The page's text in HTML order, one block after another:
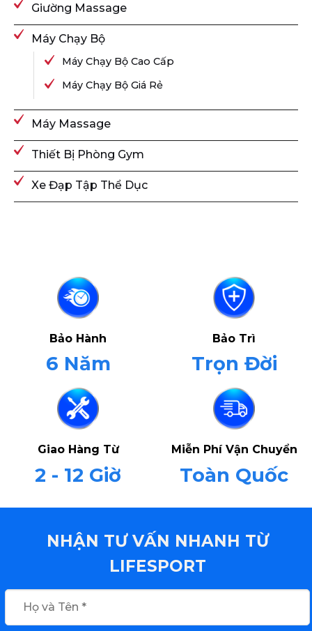
Giường Massage
Máy Chạy Bộ
Máy Chạy Bộ Cao Cấp
Máy Chạy Bộ Giá Rẻ
Máy Massage
Thiết Bị Phòng Gym
Xe Đạp Tập Thể Dục
Bảo Hành
6 Năm
Bảo Trì
Trọn Đời
Giao Hàng Từ
2 - 12 Giờ
Miễn Phí Vận Chuyển
Toàn Quốc
NHẬN TƯ VẤN NHANH TỪ
LIFESPORT